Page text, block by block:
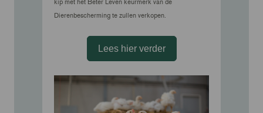
Dierenbescherming te zullen verkopen.
Lees hier verder